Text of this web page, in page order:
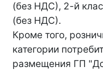
(без НДС), 2-й
(без НДС).
Кроме того,
категории
размещения ГП